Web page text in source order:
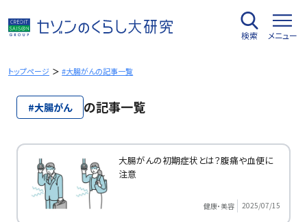
容
を
キ
検索 メニュー
トップページ #大腸がんの記事一覧
#大腸がん の記事一覧
大腸がんの初期症状とは？腹痛や血便に
注意
健康・美容 2025/07/15